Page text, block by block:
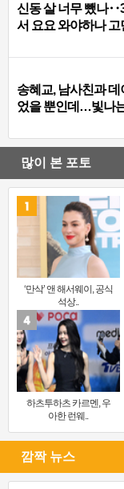
신동 살 너무 뺐나
서 요요 와야하나 고
송혜교, 남사친과
었을 뿐인데…빛나
많이 본 포토
‘만삭’ 앤 해서웨이, 공식
석상..
하츠투하츠 카르멘, 우
아한 런웨..
깜짝 뉴스